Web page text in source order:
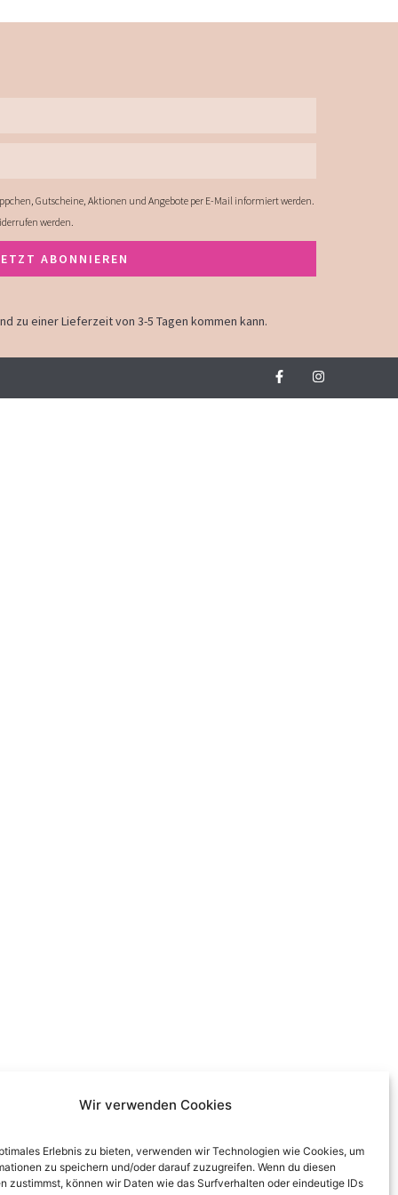
Wir verwenden Cookies
Erlebnis zu bieten, verwenden wir Technologien wie Cookies, um
zu speichern und/oder darauf zuzugreifen. Wenn du diesen
zustimmst, können wir Daten wie das Surfverhalten oder eindeutige IDs
Gutscheine, Aktionen und Angebote per E-Mail informiert werden.
werden.
ABONNIEREN
zu einer Lieferzeit von 3-5 Tagen kommen kann.